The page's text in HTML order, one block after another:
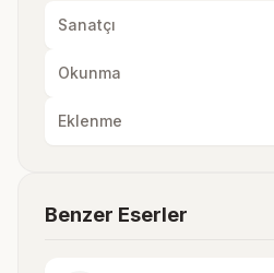
Sanatçı
Okunma
Eklenme
Benzer Eserler